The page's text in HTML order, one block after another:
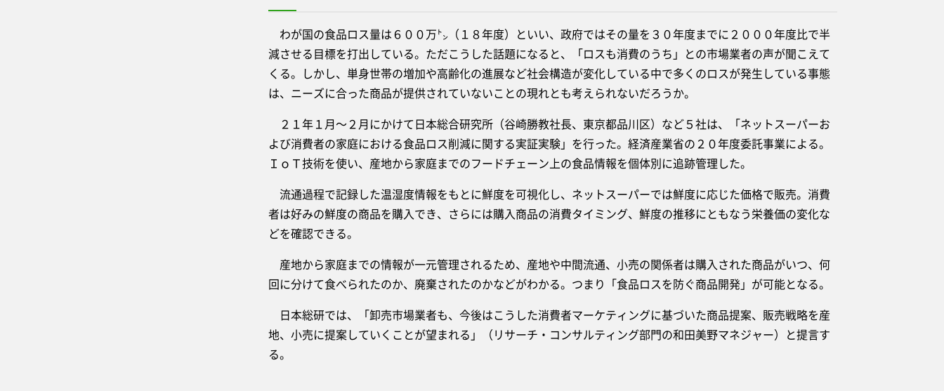
わが国の食品ロス量は６００万㌧（１８年度）といい、政府ではその量を３０年度までに２０００年度比で半
減させる目標を打出している。ただこうした話題になると、「ロスも消費のうち」との市場業者の声が聞こえて
くる。しかし、単身世帯の増加や高齢化の進展など社会構造が変化している中で多くのロスが発生している事態
は、ニーズに合った商品が提供されていないことの現れとも考えられないだろうか。
２１年１月～２月にかけて日本総合研究所（谷崎勝教社長、東京都品川区）など５社は、「ネットスーパーお
よび消費者の家庭における食品ロス削減に関する実証実験」を行った。経済産業省の２０年度委託事業による。
ＩｏＴ技術を使い、産地から家庭までのフードチェーン上の食品情報を個体別に追跡管理した。
流通過程で記録した温湿度情報をもとに鮮度を可視化し、ネットスーパーでは鮮度に応じた価格で販売。消費
者は好みの鮮度の商品を購入でき、さらには購入商品の消費タイミング、鮮度の推移にともなう栄養価の変化な
どを確認できる。
産地から家庭までの情報が一元管理されるため、産地や中間流通、小売の関係者は購入された商品がいつ、何
回に分けて食べられたのか、廃棄されたのかなどがわかる。つまり「食品ロスを防ぐ商品開発」が可能となる。
日本総研では、「卸売市場業者も、今後はこうした消費者マーケティングに基づいた商品提案、販売戦略を産
地、小売に提案していくことが望まれる」（リサーチ・コンサルティング部門の和田美野マネジャー）と提言す
る。